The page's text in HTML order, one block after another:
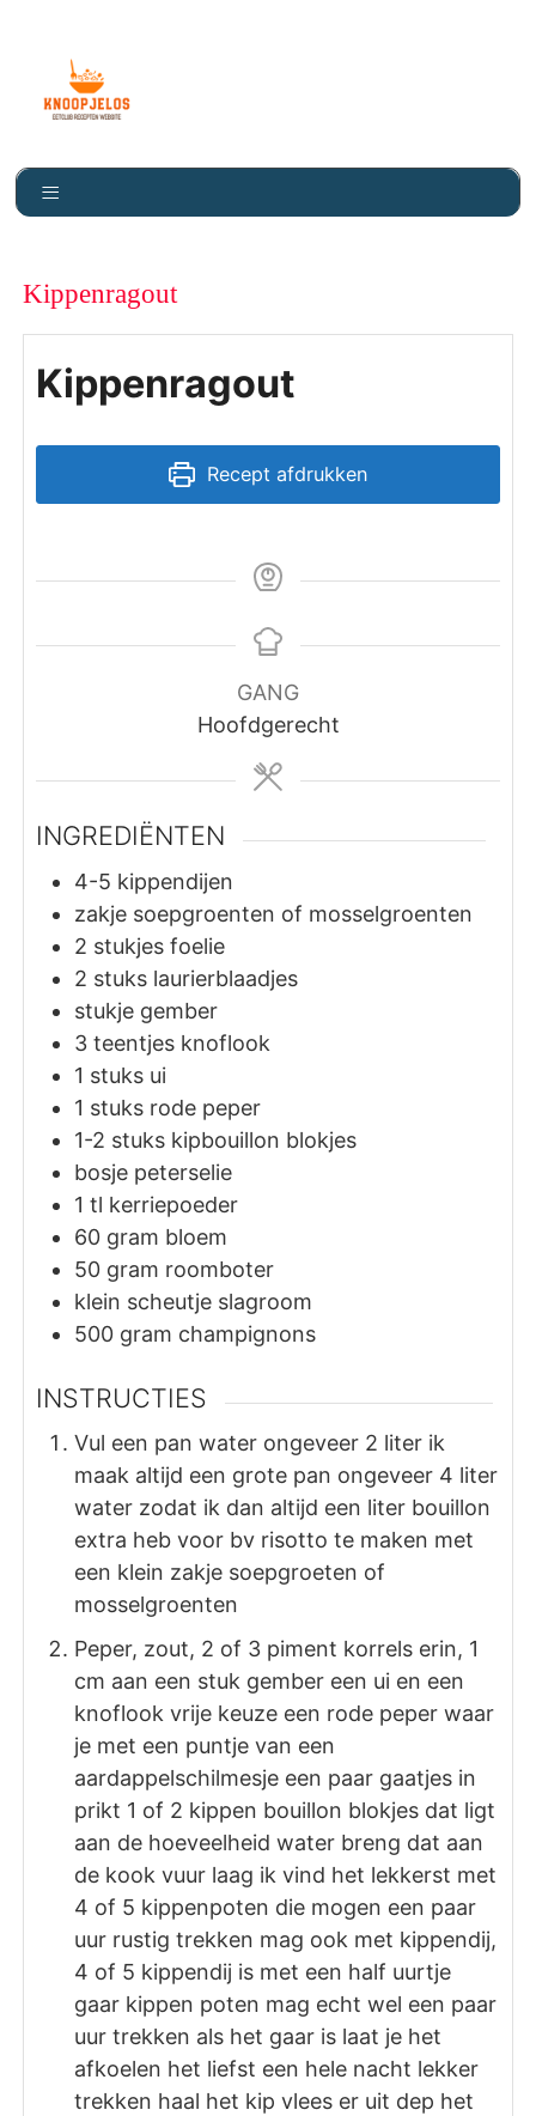
Knoopje Los
Kippenragout
Kippenragout
Recept afdrukken
GANG
Hoofdgerecht
INGREDIËNTEN
4-5 kippendijen
zakje soepgroenten of mosselgroenten
2 stukjes foelie
2 stuks laurierblaadjes
stukje gember
3 teentjes knoflook
1 stuks ui
1 stuks rode peper
1-2 stuks kipbouillon blokjes
bosje peterselie
1 tl kerriepoeder
60 gram bloem
50 gram roomboter
klein scheutje slagroom
500 gram champignons
INSTRUCTIES
Vul een pan water ongeveer 2 liter ik
maak altijd een grote pan ongeveer 4 liter
water zodat ik dan altijd een liter bouillon
extra heb voor bv risotto te maken met
een klein zakje soepgroeten of
mosselgroenten
Peper, zout, 2 of 3 piment korrels erin, 1
cm aan een stuk gember een ui en een
knoflook vrije keuze een rode peper waar
je met een puntje van een
aardappelschilmesje een paar gaatjes in
prikt 1 of 2 kippen bouillon blokjes dat ligt
aan de hoeveelheid water breng dat aan
de kook vuur laag ik vind het lekkerst met
4 of 5 kippenpoten die mogen een paar
uur rustig trekken mag ook met kippendij,
4 of 5 kippendij is met een half uurtje
gaar kippen poten mag echt wel een paar
uur trekken als het gaar is laat je het
afkoelen het liefst een hele nacht lekker
trekken haal het kip vlees er uit dep het